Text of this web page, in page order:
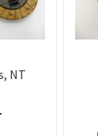
NT